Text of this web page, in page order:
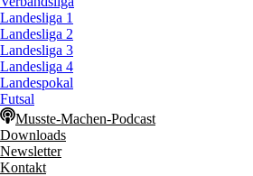
Landesliga 1
Landesliga 2
Landesliga 3
Landesliga 4
Landespokal
Futsal
Musste-Machen-Podcast
Downloads
Newsletter
Kontakt